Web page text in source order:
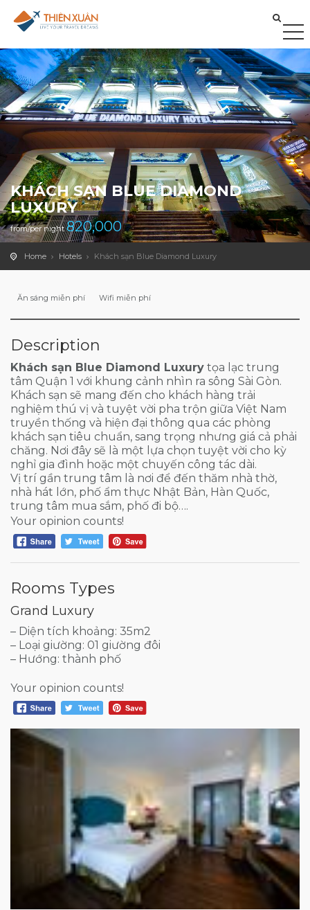
KHÁCH SẠN BLUE DIAMOND
LUXURY
from/per night820,000
Home Hotels Khách sạn Blue Diamond Luxury
Ăn sáng miễn phí Wifi miễn phí
Description
Khách sạn Blue Diamond Luxury tọa lạc trung
tâm Quận 1 với khung cảnh nhìn ra sông Sài Gòn.
Khách sạn sẽ mang đến cho khách hàng trải
nghiệm thú vị và tuyệt vời pha trộn giữa Việt Nam
truyền thống và hiện đại thông qua các phòng
khách sạn tiêu chuẩn, sang trọng nhưng giá cả phải
chăng. Nơi đây sẽ là một lựa chọn tuyệt vời cho kỳ
nghỉ gia đình hoặc một chuyến công tác dài.
Vị trí gần trung tâm là nơi để đến thăm nhà thờ,
nhà hát lớn, phố ẩm thực Nhật Bản, Hàn Quốc,
trung tâm mua sắm, phố đi bộ….
Your opinion counts!
Rooms Types
Grand Luxury
– Diện tích khoảng: 35m2
– Loại giường: 01 giường đôi
– Hướng: thành phố
Your opinion counts!